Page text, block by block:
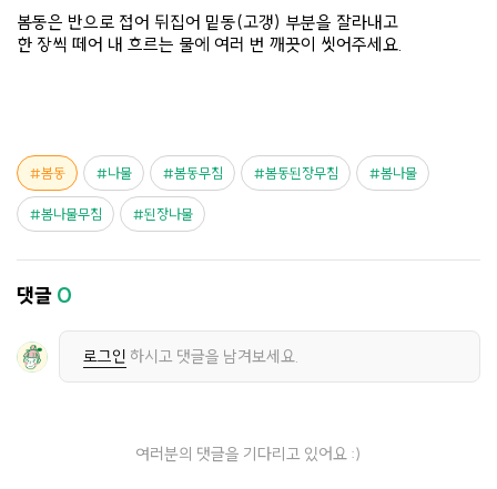
봄동은 반으로 접어 뒤집어 밑동(고갱) 부분을 잘라내고
한 장씩 떼어 내 흐르는 물에 여러 번 깨끗이 씻어주세요.
봄동 나물 봄동무침 봄동된장무침 봄나물
봄나물무침 된장나물
댓글 0
로그인 하시고 댓글을 남겨보세요.
여러분의 댓글을 기다리고 있어요 :)